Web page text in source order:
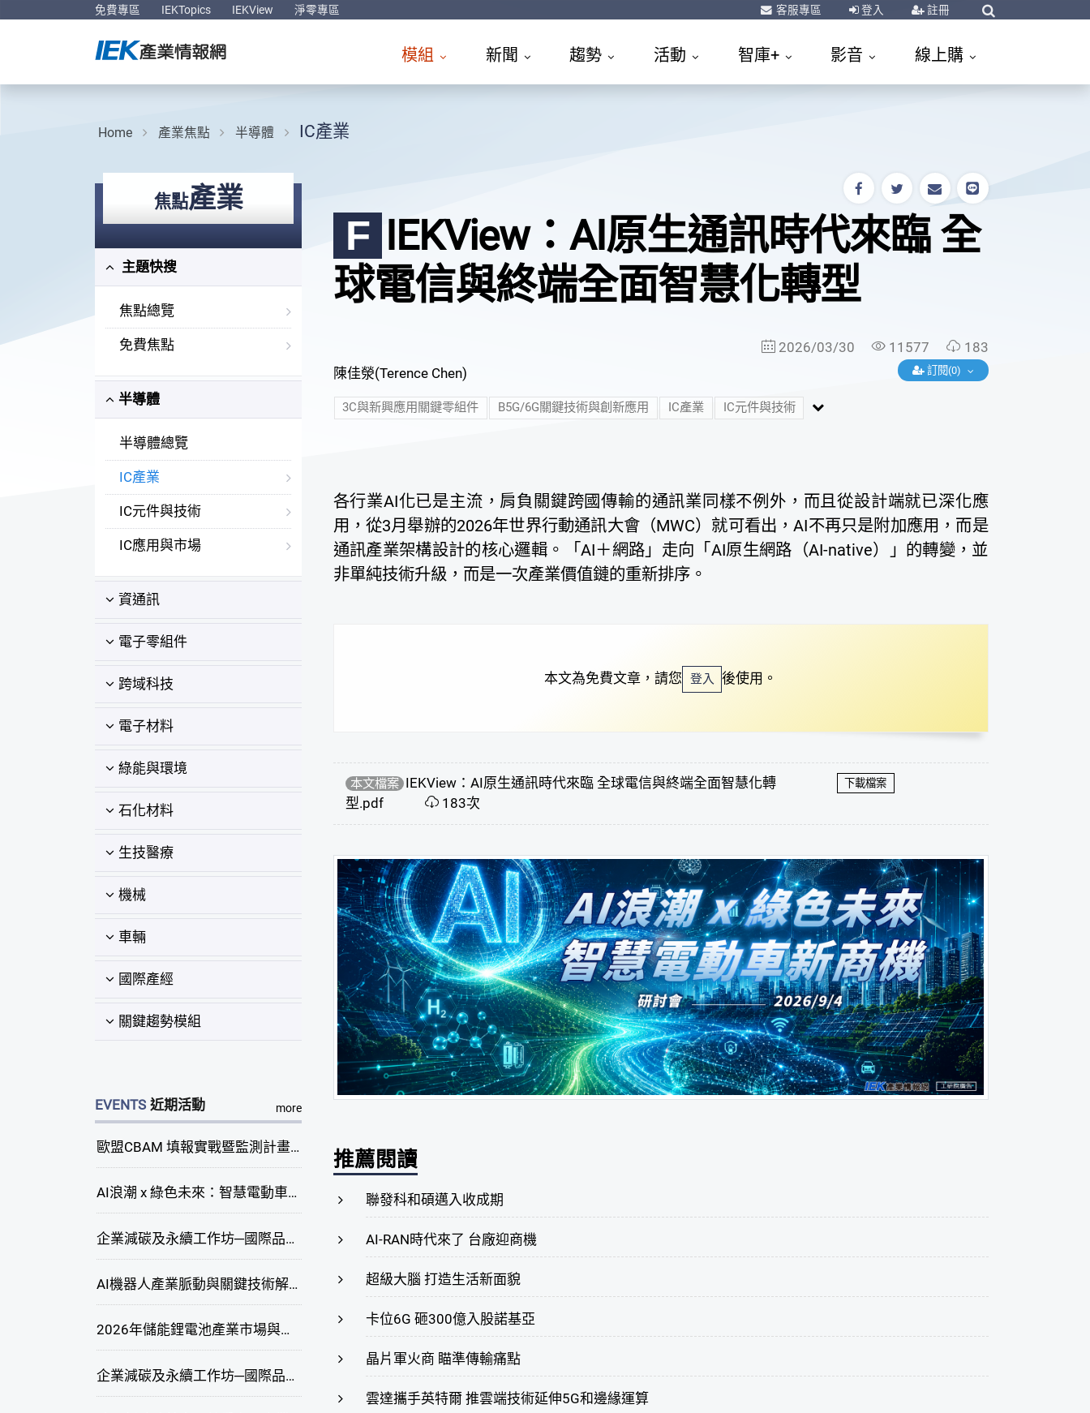
免費專區 IEKTopics IEKView 淨零專區 客服專區 登入 註冊
模組 新聞 趨勢 活動 智庫+ 影音 線上購
Home 產業焦點 半導體 IC產業
焦點產業
主題快搜
焦點總覽
免費焦點
半導體
半導體總覽
IC產業
IC元件與技術
IC應用與市場
資通訊
電子零組件
跨域科技
電子材料
綠能與環境
石化材料
生技醫療
機械
車輛
國際產經
關鍵趨勢模組
EVENTS 近期活動 more
歐盟CBAM 填報實戰暨監測計畫說明會(臺中場)
AI浪潮 x 綠色未來：智慧電動車新商機研討會
企業減碳及永續工作坊─國際品牌綠色供應鏈永續管理與實務演練(臺中場)
AI機器人產業脈動與關鍵技術解析研討會
2026年儲能鋰電池產業市場與技術發展線上研討會
企業減碳及永續工作坊─國際品牌綠色供應鏈永續管理與實務演練(高雄場)
F IEKView：AI原生通訊時代來臨 全
球電信與終端全面智慧化轉型
2026/03/30 11577
183
陳佳滎(Terence Chen)
訂閱(0)
3C與新興應用關鍵零組件 B5G/6G關鍵技術與創新應用 IC產業 IC元件與技術
各行業AI化已是主流，肩負關鍵跨國傳輸的通訊業同樣不例外，而且從設計端就已深化應
用，從3月舉辦的2026年世界行動通訊大會（MWC）就可看出，AI不再只是附加應用，而是
通訊產業架構設計的核心邏輯。「AI＋網路」走向「AI原生網路（AI-native）」的轉變，並
非單純技術升級，而是一次產業價值鏈的重新排序。
本文為免費文章，請您 登入 後使用。
本文檔案 IEKView：AI原生通訊時代來臨 全球電信與終端全面智慧化轉
型.pdf
183次
下載檔案
推薦閱讀
聯發科和碩邁入收成期
AI-RAN時代來了 台廠迎商機
超級大腦 打造生活新面貌
卡位6G 砸300億入股諾基亞
晶片軍火商 瞄準傳輸痛點
雲達攜手英特爾 推雲端技術延伸5G和邊緣運算